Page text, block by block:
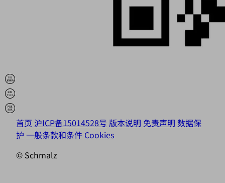
首页 沪ICP备15014528号 版本说明 免责声明 数据保
护 一般条款和条件 Cookies
© Schmalz